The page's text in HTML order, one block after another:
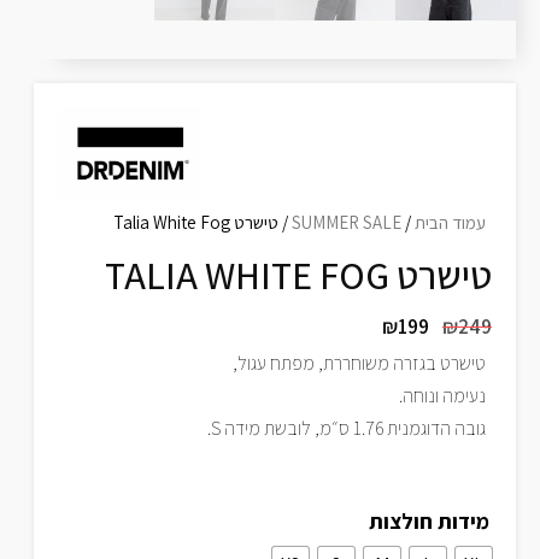
עמוד הבית/
SUMMER SALE/ טישרט Talia White Fog
טישרט TALIA WHITE FOG
₪249
₪199
טישרט בגזרה משוחררת, מפתח עגול,
נעימה ונוחה.
גובה הדוגמנית 1.76 ס״מ, לובשת מידה S.
מידות חולצות